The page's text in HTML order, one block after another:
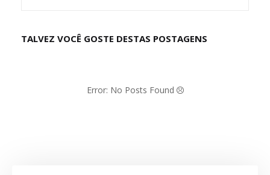
TALVEZ VOCÊ GOSTE DESTAS POSTAGENS
Error: No Posts Found